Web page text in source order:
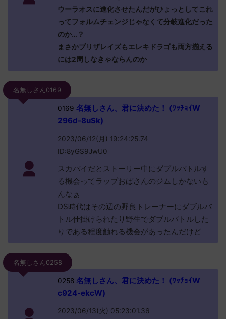
ウーラオスに進化させたんだがひょっとしてこれ
ってフォルムチェンジじゃなくて分岐進化だった
のか…？
まさかブリザレイズもエレキドラゴも両方揃える
には2周しなきゃならんのか
名無しさん0169
0169 名無しさん、君に決めた！ (ﾜｯﾁｮｲW
296d-8uSk)
2023/06/12(月) 19:24:25.74
ID:8yGS9JwU0
スカバイだとストーリー中にダブルバトルす
る機会ってラップおばさんのジムしかないも
んなぁ
DS時代はその辺の野良トレーナーにダブルバ
トル仕掛けられたり野生でダブルバトルした
りである程度触れる機会があったんだけど
名無しさん0258
0258名無しさん、君に決めた！ (ﾜｯﾁｮｲW
c924-ekcW)
2023/06/13(火) 05:23:01.36